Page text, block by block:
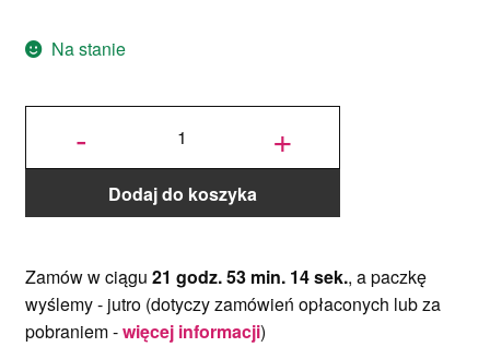
Na stanie
-
ilość
Babki z
kominem
Rosa ø
20 cm -
Decora
+
Dodaj do koszyka
Zamów w ciągu 21 godz. 53 min. 14 sek., a paczkę
wyślemy - jutro(dotyczy zamówień opłaconych lub za
pobraniem -więcej informacji)